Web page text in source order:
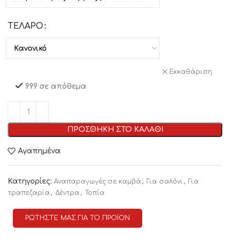
ΤΕΛΑΡΟ
Εκκαθάριση
999 σε απόθεμα
ΠΡΟΣΘΗΚΗ ΣΤΟ ΚΑΛΑΘΙ
Αγαπημένα
Κατηγορίες: Αναπαραγωγές σε καμβά , Για σαλόνι ,
Για
τραπεζαρία , Δέντρα , Τοπία
ΡΩΤΗΣΤΕ ΜΑΣ ΓΙΑ ΤΟ ΠΡΟΪΟΝ